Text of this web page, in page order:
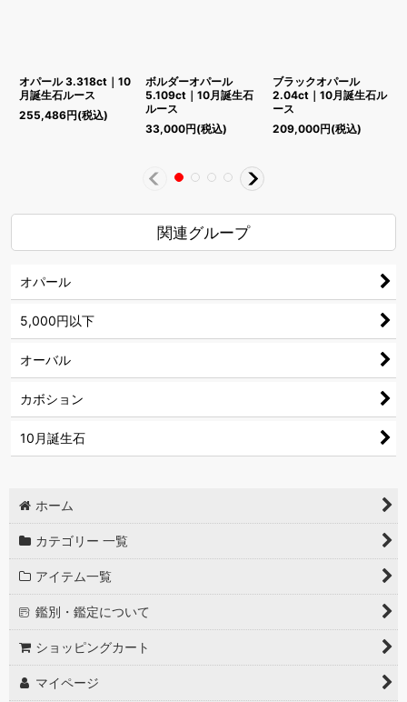
オパール 3.318ct｜10
月誕生石ルース
255,486円(税込)
ボルダーオパール
5.109ct｜10月誕生石
ルース
33,000円(税込)
ブラックオパール
2.04ct｜10月誕生石ル
ース
209,000円(税込)
関連グループ
オパール
5,000円以下
オーバル
カボション
10月誕生石
ホーム
カテゴリー 一覧
アイテム一覧
鑑別・鑑定について
ショッピングカート
マイページ